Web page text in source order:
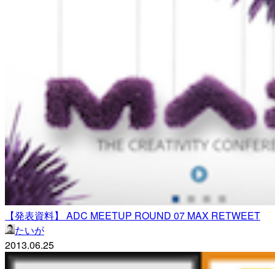
【発表資料】 ADC MEETUP ROUND 07 MAX RETWEET
たいが
2013.06.25